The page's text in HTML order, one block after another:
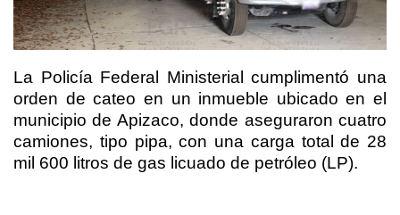
La Policía Federal Ministerial cumplimentó una
orden de cateo en un inmueble ubicado en el
municipio de Apizaco, donde aseguraron cuatro
camiones, tipo pipa, con una carga total de 28
mil 600 litros de gas licuado de petróleo (LP).